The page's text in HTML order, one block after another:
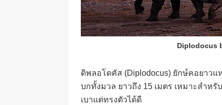
Diplodocus
ดิพลอโดคัส (Diplodocus) ยักษ์คอยาว
บกทั้งมวล ยาวถึง 15 เมตร เหมาะสำห
เบาแต่ทรงตัวได้ดี